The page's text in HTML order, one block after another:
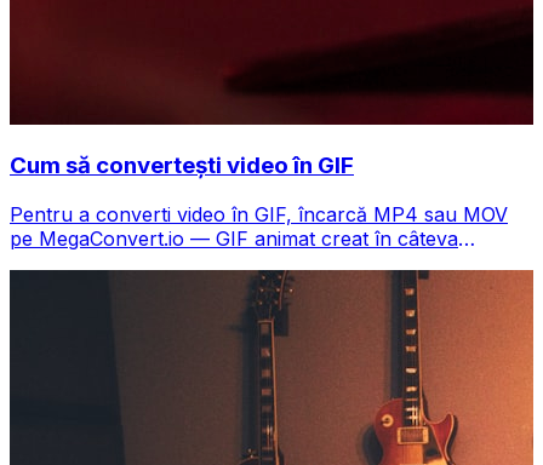
Cum să convertești video în GIF
Pentru a converti video în GIF, încarcă MP4 sau MOV
pe MegaConvert.io — GIF animat creat în câteva